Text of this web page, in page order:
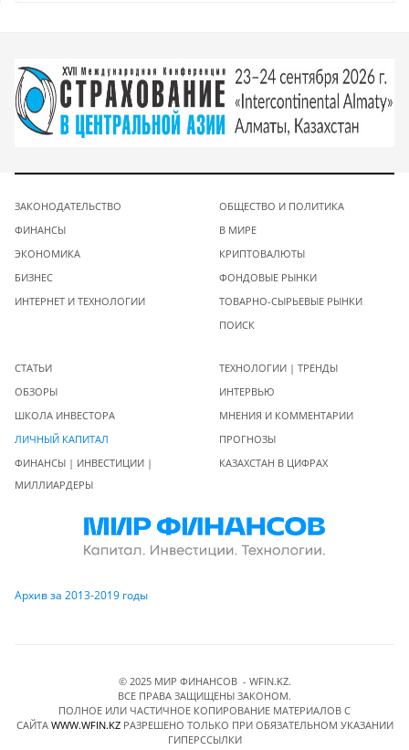
ЗАКОНОДАТЕЛЬСТВО
ФИНАНСЫ
ЭКОНОМИКА
БИЗНЕС
ИНТЕРНЕТ И ТЕХНОЛОГИИ
ОБЩЕСТВО И ПОЛИТИКА
В МИРЕ
КРИПТОВАЛЮТЫ
ФОНДОВЫЕ РЫНКИ
ТОВАРНО-СЫРЬЕВЫЕ РЫНКИ
ПОИСК
СТАТЬИ
ОБЗОРЫ
ШКОЛА ИНВЕСТОРА
ЛИЧНЫЙ КАПИТАЛ
ФИНАНСЫ | ИНВЕСТИЦИИ |
МИЛЛИАРДЕРЫ
ТЕХНОЛОГИИ | ТРЕНДЫ
ИНТЕРВЬЮ
МНЕНИЯ И КОММЕНТАРИИ
ПРОГНОЗЫ
КАЗАХСТАН В ЦИФРАХ
Архив за 2013-2019 годы
© 2025 МИР ФИНАНСОВ - WFIN.KZ.
ВСЕ ПРАВА ЗАЩИЩЕНЫ ЗАКОНОМ.
ПОЛНОЕ ИЛИ ЧАСТИЧНОЕ КОПИРОВАНИЕ МАТЕРИАЛОВ C
САЙТА WWW.WFIN.KZРАЗРЕШЕНО ТОЛЬКО ПРИ ОБЯЗАТЕЛЬНОМ УКАЗАНИИ
ГИПЕРССЫЛКИ